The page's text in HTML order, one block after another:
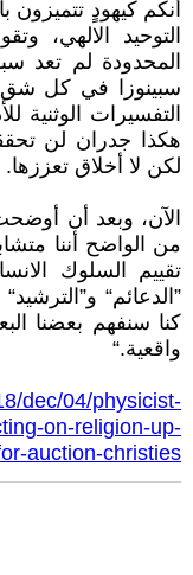
أنكم كيهودٍ
التوحيد الالهي،
المحدودة لم تعد
سبينوزا في كل
التفسيرات الوثنية
هكذا جدران لن
لكن لا أخلاق تعززها.
الآن، وبعد أن
من الواضح أننا
تقييم السلوك
”الدعائم“
كنا سنفهم بعضنا
واقعية.“
dec/04/physicist-
on-religion-up-
auction-christies